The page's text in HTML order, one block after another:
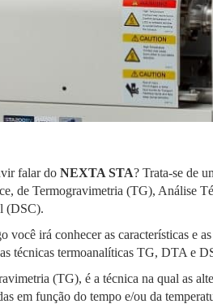
falar do NEXTA STA? Trata-se de
de Termogravimetria (TG), Análise
(DSC).
você irá conhecer as características e
técnicas termoanalíticas TG, DTA e
(TG), é a técnica na qual as
em função do tempo e/ou da